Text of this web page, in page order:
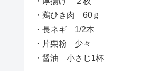
・鶏ひき肉 60ｇ
・長ネギ 1/2本
・片栗粉 少々
・醤油 小さじ1杯